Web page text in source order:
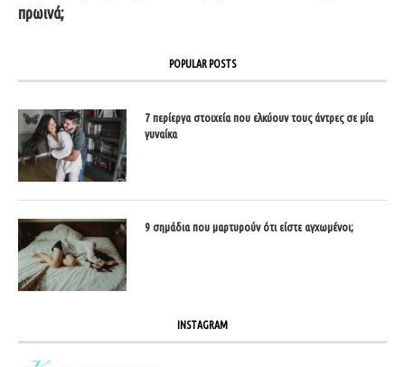
πρωινά;
POPULAR POSTS
7 περίεργα στοιχεία που ελκύουν τους άντρες σε μία
γυναίκα
9 σημάδια που μαρτυρούν ότι είστε αγχωμένοι;
INSTAGRAM